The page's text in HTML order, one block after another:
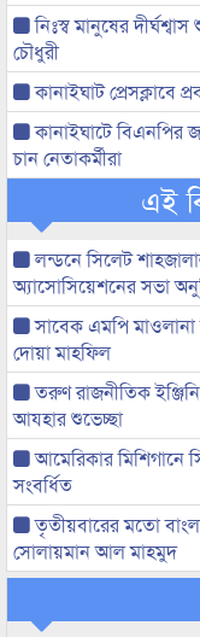
নিঃস্ব মানুষের
চৌধুরী
কানাইঘাট প্রেসক্লাবে
কানাইঘাটে বিএনপির
চান নেতাকর্মীরা
এই
লন্ডনে সিলেট
অ্যাসোসিয়েশনের সভা
সাবেক এমপি মাওলানা
দোয়া মাহফিল
তরুণ রাজনীতিক
আযহার শুভেচ্ছা
আমেরিকার
সংবর্ধিত
তৃতীয়বারের মতো বাংলা
সোলায়মান আল মাহমুদ